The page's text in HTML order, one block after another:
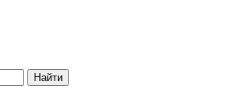
Найти